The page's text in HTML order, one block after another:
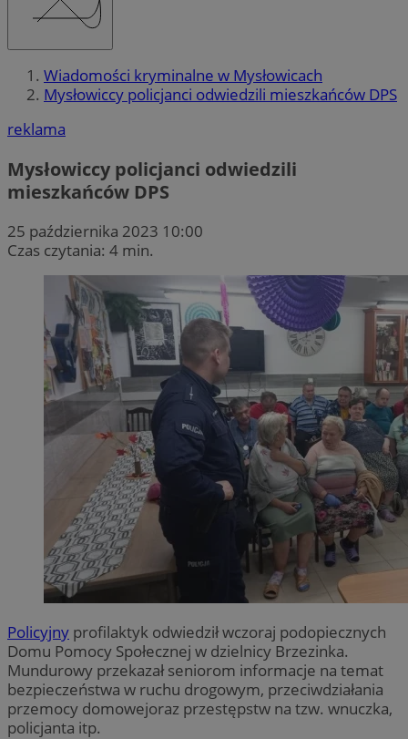
Wiadomości kryminalne w Mysłowicach
Mysłowiccy policjanci odwiedzili mieszkańców DPS
reklama
Mysłowiccy policjanci odwiedzili
mieszkańców DPS
25 października 2023 10:00
Czas czytania: 4 min.
Policyjny profilaktyk odwiedził wczoraj podopiecznych
Domu Pomocy Społecznej w dzielnicy Brzezinka.
Mundurowy przekazał seniorom informacje na temat
bezpieczeństwa w ruchu drogowym, przeciwdziałania
przemocy domowejoraz przestępstw na tzw. wnuczka,
policjanta itp.